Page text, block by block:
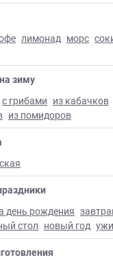
лимонад морс
зиму
с грибами из кабачков
из помидоров
день рождения
стол новый год